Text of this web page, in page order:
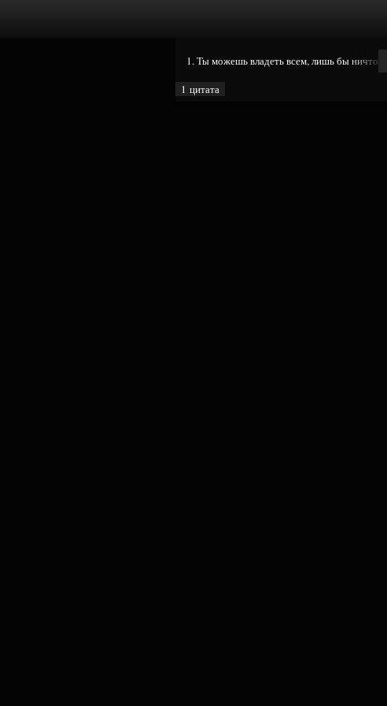
1. Ты можешь владеть всем, лишь бы ничто
1 цитата